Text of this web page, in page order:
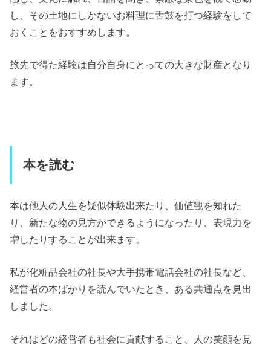
し、その土地にしかないお料理に舌鼓を打つ経験をして
おくことをおすすめします。
旅先で得た経験は自分自身にとっての大きな財産となり
ます。
本を読む
本は他人の人生を疑似体験出来たり、価値観を知れた
り、新たな物の見方ができるようになったり、表現力を
増したりすることが出来ます。
私が化粧品会社の社長や大手携帯電話会社の社長など、
経営者の本ばかりを読んでいたとき、ある共通点を見出
しました。
それはどの経営者も社会に貢献すること、人の笑顔を見